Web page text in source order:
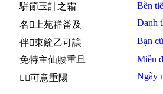
駢節玉計之霜
Bền
名𦹳上苑群畨及
Danh
伴𪧘東籬乙可讓
Bạn cũ
免特主仙腰重旦
Miễn
𣈜𱜢可意重陽
Ngày